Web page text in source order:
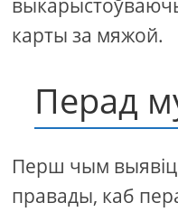
карты за мяжой.
Перад
Перш чым
правады, каб